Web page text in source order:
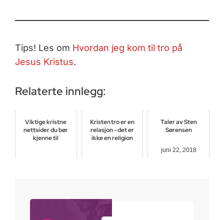
Tips! Les om Hvordan jeg kom til tro på
Jesus Kristus.
Relaterte innlegg:
Viktige kristne
nettsider du bør
kjenne til
Kristen tro er en
relasjon - det er
ikke en religion
Taler av Sten
Sørensen
juni 22, 2018